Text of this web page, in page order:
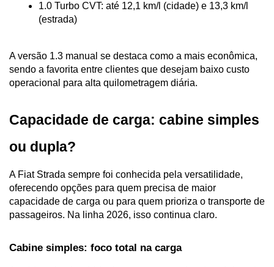
1.0 Turbo CVT: até 12,1 km/l (cidade) e 13,3 km/l
(estrada)
A versão 1.3 manual se destaca como a mais econômica,
sendo a favorita entre clientes que desejam baixo custo
operacional para alta quilometragem diária.
Capacidade de carga: cabine simples
ou dupla?
A Fiat Strada sempre foi conhecida pela versatilidade,
oferecendo opções para quem precisa de maior
capacidade de carga ou para quem prioriza o transporte de
passageiros. Na linha 2026, isso continua claro.
Cabine simples: foco total na carga